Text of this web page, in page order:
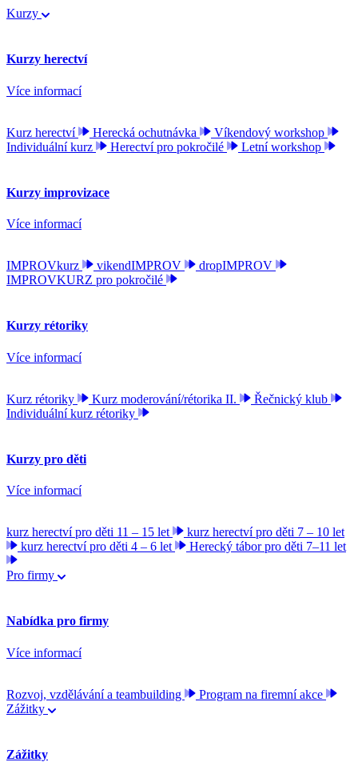
Kurzy
Kurzy herectví
Více informací
Kurz herectví Herecká ochutnávka
Víkendový workshop
Individuální kurz
Herectví pro pokročilé Letní workshop
Kurzy improvizace
Více informací
IMPROVkurz vikendIMPROV
dropIMPROV
IMPROVKURZ pro pokročilé
Kurzy rétoriky
Více informací
Kurz rétoriky Kurz moderování/rétorika II.
Řečnický klub
Individuální kurz rétoriky
Kurzy pro děti
Více informací
kurz herectví pro děti 11 – 15 let
kurz herectví pro děti 7 – 10 let
kurz herectví pro děti 4 – 6 let
Herecký tábor pro děti 7–11 let
Pro firmy
Nabídka pro firmy
Více informací
Rozvoj, vzdělávání a teambuilding
Program na firemní akce
Zážitky
Zážitky